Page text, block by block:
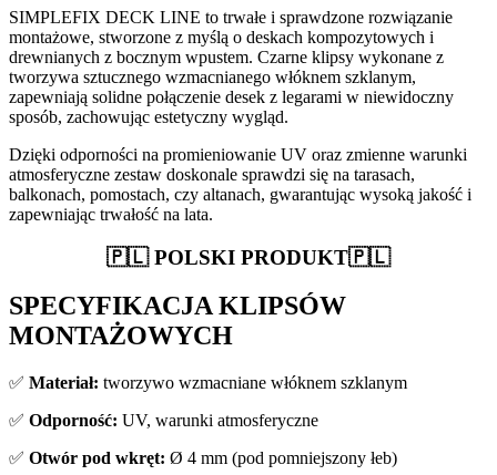
SIMPLEFIX DECK LINE to trwałe i sprawdzone rozwiązanie
montażowe, stworzone z myślą o deskach kompozytowych i
drewnianych z bocznym wpustem. Czarne klipsy wykonane z
tworzywa sztucznego wzmacnianego włóknem szklanym,
zapewniają solidne połączenie desek z legarami w niewidoczny
sposób, zachowując estetyczny wygląd.
Dzięki odporności na promieniowanie UV oraz zmienne warunki
atmosferyczne zestaw doskonale sprawdzi się na tarasach,
balkonach, pomostach, czy altanach, gwarantując wysoką jakość i
zapewniając trwałość na lata.
🇵🇱 POLSKI PRODUKT🇵🇱
SPECYFIKACJA KLIPSÓW
MONTAŻOWYCH
✅ Materiał: tworzywo wzmacniane włóknem szklanym
✅ Odporność: UV, warunki atmosferyczne
✅ Otwór pod wkręt: Ø 4 mm (pod pomniejszony łeb)